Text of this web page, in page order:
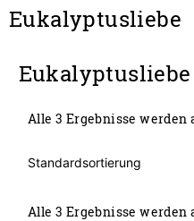
Eukalyptusliebe
Eukalyptusliebe
Alle 3 Ergebnisse werden
Alle 3 Ergebnisse werden